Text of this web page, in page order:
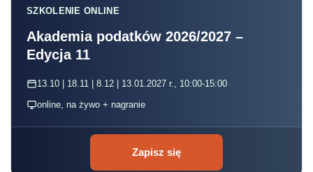
SZKOLENIE ONLINE
Akademia podatków 2026/2027 –
Edycja 11
13.10 | 18.11 | 8.12 | 13.01.2027 r., 10:00-15:00
online, na żywo + nagranie
Zapisz się